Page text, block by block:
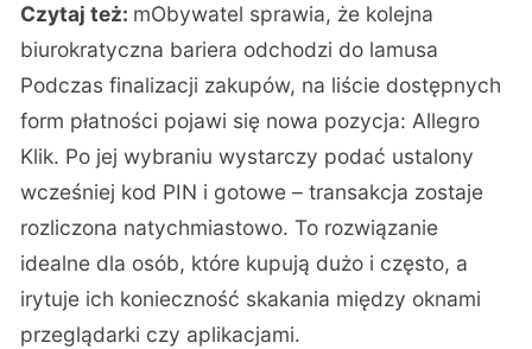
Czytaj też: mObywatel sprawia, że kolejna
biurokratyczna bariera odchodzi do lamusa
Podczas finalizacji zakupów, na liście dostępnych
form płatności pojawi się nowa pozycja: Allegro
Klik. Po jej wybraniu wystarczy podać ustalony
wcześniej kod PIN i gotowe – transakcja zostaje
rozliczona natychmiastowo. To rozwiązanie
idealne dla osób, które kupują dużo i często, a
irytuje ich konieczność skakania między oknami
przeglądarki czy aplikacjami.